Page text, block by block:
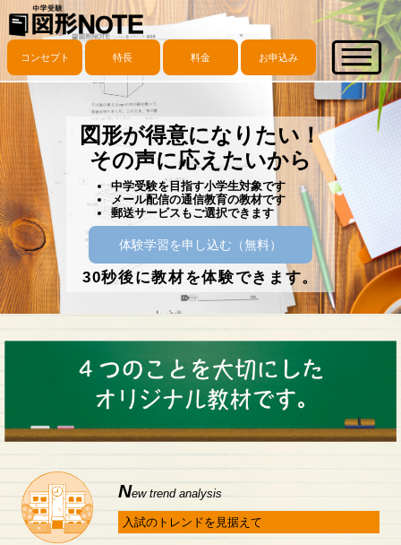
コンセプト 特長 料金 お申込み
図形が得意になりたい！
その声に応えたいから
中学受験を目指す小学生対象です
メール配信の通信教育の教材です
郵送サービスもご選択できます
体験学習を申し込む（無料）
30秒後に教材を体験できます。
New trend analysis
入試のトレンドを見据えて